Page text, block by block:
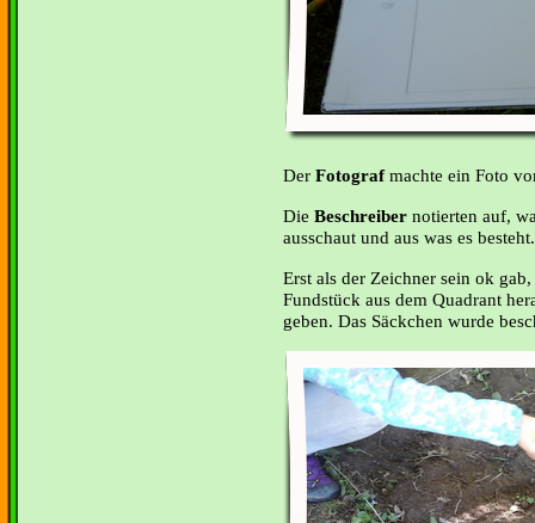
Der Fotografmachte ein Foto
Die Beschreiber notierten auf,
ausschaut und aus was es besteht.
Erst als der Zeichner sein ok
Fundstück aus dem Quadrant
geben. Das Säckchen wurde